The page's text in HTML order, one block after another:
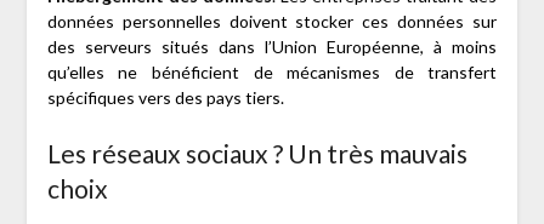
données personnelles doivent stocker ces données sur
des serveurs situés dans l’Union Européenne, à moins
qu’elles ne bénéficient de mécanismes de transfert
spécifiques vers des pays tiers.
Les réseaux sociaux ? Un très mauvais
choix